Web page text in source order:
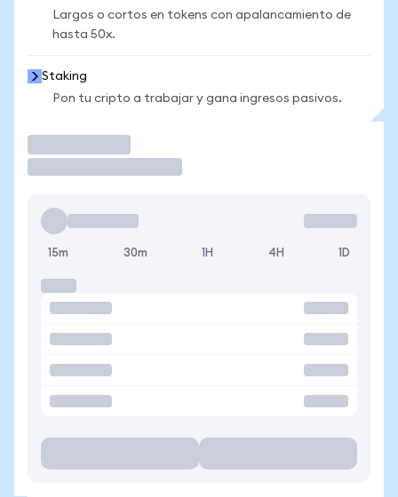
Largos o cortos en tokens con apalancamiento de
hasta 50x.
Staking
Pon tu cripto a trabajar y gana ingresos pasivos.
15m 30m 1H 4H 1D